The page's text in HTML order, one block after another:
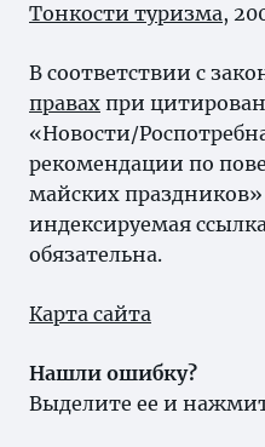
Тонкости туризма,
В соответствии с
правах при
«Новости/
рекомендации по
майских
индексируемая
обязательна.
Карта сайта
Нашли ошибку?
Выделите ее и